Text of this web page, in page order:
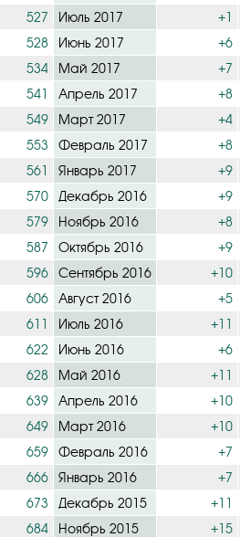
527 Июль 2017
+1
528 Июнь 2017
+6
534 Май 2017
+7
541 Апрель 2017
+8
549 Март 2017
+4
553 Февраль 2017
+8
561 Январь 2017
+9
570 Декабрь 2016
+9
579 Ноябрь 2016
+8
587 Октябрь 2016
+9
596 Сентябрь 2016
+10
606 Август 2016
+5
611 Июль 2016
+11
622 Июнь 2016
+6
628 Май 2016
+11
639 Апрель 2016
+10
649 Март 2016
+10
659 Февраль 2016
+7
666 Январь 2016
+7
673 Декабрь 2015
+11
684 Ноябрь 2015
+15